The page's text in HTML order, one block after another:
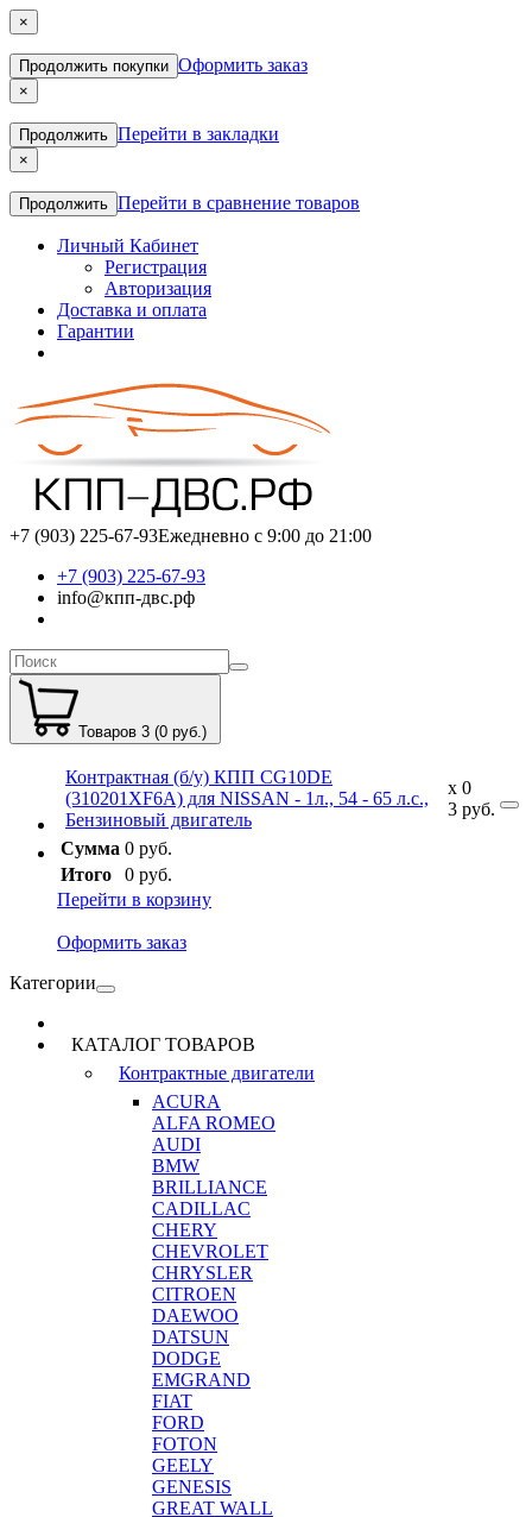
×
Продолжить покупки Оформить заказ
×
Продолжить Перейти в закладки
×
Продолжить Перейти в сравнение товаров
Личный Кабинет
Регистрация
Авторизация
Доставка и оплата
Гарантии
+7 (903) 225-67-93Ежедневно с 9:00 до 21:00
+7 (903) 225-67-93
info@кпп-двс.рф
Товаров 3 (0 руб.)
Контрактная (б/у) КПП CG10DE
(310201XF6A) для NISSAN - 1л., 54 - 65 л.с.,
Бензиновый двигатель
x
3
0
руб.
Сумма 0 руб.
Итого
0 руб.
Перейти в корзину
Оформить заказ
Категории
КАТАЛОГ ТОВАРОВ
Контрактные двигатели
ACURA
ALFA ROMEO
AUDI
BMW
BRILLIANCE
CADILLAC
CHERY
CHEVROLET
CHRYSLER
CITROEN
DAEWOO
DATSUN
DODGE
EMGRAND
FIAT
FORD
FOTON
GEELY
GENESIS
GREAT WALL